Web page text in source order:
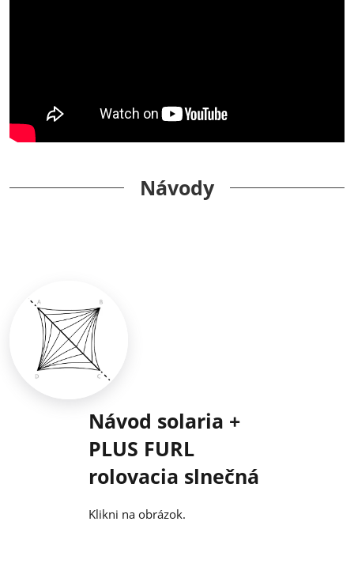
Návody
Návod solaria +
PLUS FURL
rolovacia slnečná
Klikni na obrázok.